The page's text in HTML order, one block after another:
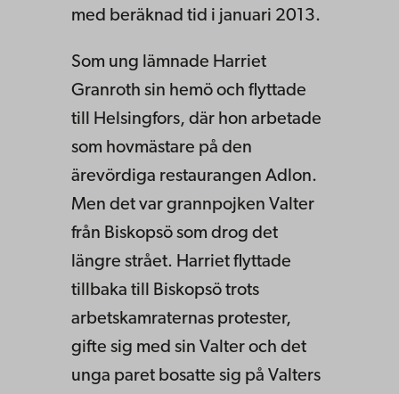
med beräknad tid i januari 2013.
Som ung lämnade Harriet
Granroth sin hemö och flyttade
till Helsingfors, där hon arbetade
som hovmästare på den
ärevördiga restaurangen Adlon.
Men det var grannpojken Valter
från Biskopsö som drog det
längre strået. Harriet flyttade
tillbaka till Biskopsö trots
arbetskamraternas protester,
gifte sig med sin Valter och det
unga paret bosatte sig på Valters